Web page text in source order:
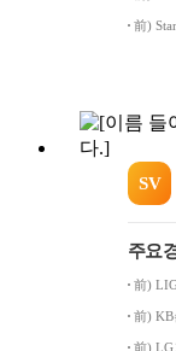
前)
SV
주요
前)
前) KB
前) LG